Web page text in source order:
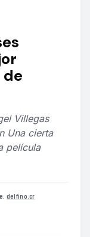
Villegas
Una cierta
película
delfino.cr